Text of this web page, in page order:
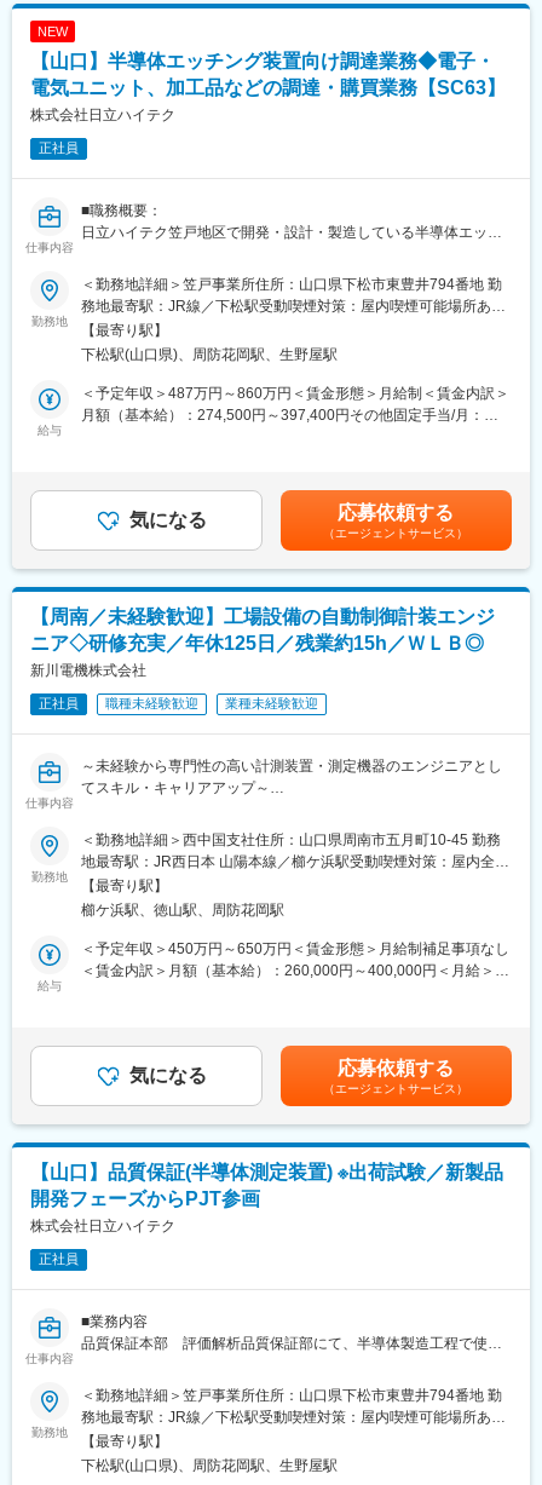
変更の範囲：会社の定める業務
・異物混入対策やガス・水・ヒーター系の安全管理が重要で、慎
重な作業姿勢が求められます。
・検査拠点と連携し、製造側でも検査業務を分担する運用です。
・検査：1台あたり概ね7日（出荷検査5日、組み立て・解体2日）
で実施し、自動検査と手動確認を併用します。
に応じて現地で調整・確認を行います。
■組織：
部門全体で78名が所属しており、組み立てグループは47名、検査
組み立てグループと検査グループは活発に人員の交流を行ってお
ります。
が、製品の納期や立ち上げ状況により繁忙期は変動することがあ
ります。経験を積むことで、装置の搬入・立ち上げや改造対応の
ために短期の海外出張を経験する機会があります。
装置の搬入・立ち上げや改造のために海外出張がありますが、実
際に製品が動く現場をご覧いただき、業務に活かしていただくた
めの出張となります。
変更の範囲：会社の定める業務
NEW
【山口】半導体エッチング装置向け調達業務◆電子・
電気ユニット、加工品などの調達・購買業務【SC63】
株式会社日立ハイテク
正社員
仕事内容
■職務概要：
日立ハイテク笠戸地区で開発・設計・製造している半導体エッチ
買業務をご担当いただきます。サプライチェーン全体を俯瞰的に
捉え、課題解決に向けた調達戦略を立案・実行をすることでサプ
ライチェーンの改善・強化を推進いただきます。
■職務詳細：
・半導体製造用精密装置（エッチング装置）を構成する部材（電
子・電気ユニット、加工品など）の調達業務
・原価低減活動（原価低減を目的としたVE活動の取組みを含む）
ープによって取り扱い品目が異なります。
今回の採用では、直接材の調達バイヤーとして、モノづくり協創
グループへの配属を予定していますが、ご経験・希望に応じて購
買グループへの配属も検討します。
◇モノづくり協創グループ：板金、機械加工品、樹脂切削、石
英、配管部品等の購買を担当
◇購買グループ：電源、真空ポンプ、マスフローユニットをはじ
めとしたユニット品のカスタム品、標準品の購買を担当
◇企画・管理グループ：笠戸調達全体の企画、管理を担当
当社では顧客・サプライヤーに対して「約束を守る」ということ
を最も大切にしています。たとえ困難な状況下でもそうした姿勢
を貫くことで、信頼関係を構築し円滑に業務を進めていただくこ
とができます。
を通してキャリアアップしていただくことができます。
また、課題解決に対して組織として邁進する一体感が笠戸地区の
醍醐味です。目標に対し向かう方向性が揃っているので非常に雰
囲気がいいです。
変更の範囲：会社の定める業務
勤務地
＜勤務地詳細＞笠戸事業所住所：山口県下松市東豊井794番地 勤
務地最寄駅：JR線／下松駅受動喫煙対策：屋内喫煙可能場所あり
変更の範囲：会社の定める事業所（リモートワーク含む）
【最寄り駅】
下松駅(山口県)、周防花岡駅、生野屋駅
給与
＜予定年収＞487万円～860万円＜賃金形態＞月給制＜賃金内訳＞
月額（基本給）：274,500円～397,400円その他固定手当/月：
業手当＞有＜給与補足＞■給与改定：年1回■賞与：年2回（6月・
12月）賃金はあくまでも目安の金額であり、選考を通じて上下す
る可能性があります。月給(月額)は固定手当を含めた表記です。
気になる 応募依頼する
（エージェントサービス）
【周南／未経験歓迎】工場設備の自動制御計装エンジ
ニア◇研修充実／年休125日／残業約15h／ＷＬＢ◎
新川電機株式会社
正社員 職種未経験歓迎 業種未経験歓迎
仕事内容
～未経験から専門性の高い計測装置・測定機器のエンジニアとし
てスキル・キャリアアップ～
■採用背景：
案件増加と、世代交代に向けての増員募集です。DXやAI活用な
ど、新しいテーマに取り組むためにも、体制強化が必要となって
います。
■概要：
発電所や石油・化学プラント、大手メーカーの工場等で、温度・
■入社後の流れ：
・広島の教育センターで、計測機器・制御機器の役割やシステム
リング、図面・仕様書作成等をOJTで学びます
■業務詳細：
・ニーズヒアリング（７割）、現場確認、課題整理・改善提案
（３割）
・計装システムの構成検討（どの機器を、どう繋ぐか検討）
・図面・仕様書・見積書の作成（AIツールを活用したドラフト作
成も推進中）
・システム設計におけるハード側の設定・チェック
・試運転・導入立ち合い時サポート
心に、改善ニーズの確認等）
最初は部分的な業務からお任せしますが、慣れてくれば案件を5～
6件ほど並行して担当し、提案～導入までトータルに関わっていた
だきます。ジョブ単位でチームを組むため、常に周りに相談しな
勤務地
＜勤務地詳細＞西中国支社住所：山口県周南市五月町10-45 勤務
地最寄駅：JR西日本 山陽本線／櫛ケ浜駅受動喫煙対策：屋内全面
禁煙変更の範囲：会社の定める事業所
【最寄り駅】
櫛ケ浜駅、徳山駅、周防花岡駅
給与
＜予定年収＞450万円～650万円＜賃金形態＞月給制補足事項なし
＜賃金内訳＞月額（基本給）：260,000円～400,000円＜月給＞
の3ヶ月程度 ※業績によっては期末賞与あり（2月）■昇給：年1
回（4月）賃金はあくまでも目安の金額であり、選考を通じて上下
する可能性があります。月給(月額)は固定手当を含めた表記です。
気になる 応募依頼する
（エージェントサービス）
【山口】品質保証(半導体測定装置) ※出荷試験／新製品
開発フェーズからPJT参画
株式会社日立ハイテク
正社員
仕事内容
■業務内容
品質保証本部 評価解析品質保証部にて、半導体製造工程で使用
【具体的な業務内容】
〇新製品に対する形式認定試験
└新形式製品に対し、開発段階から参画し検証計画立案および、
社内認定試験対応
勤務地
＜勤務地詳細＞笠戸事業所住所：山口県下松市東豊井794番地 勤
務地最寄駅：JR線／下松駅受動喫煙対策：屋内喫煙可能場所あり
変更の範囲：会社の定める事業所（リモートワーク含む）
【最寄り駅】
下松駅(山口県)、周防花岡駅、生野屋駅